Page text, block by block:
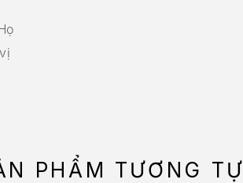
PHẨM TƯƠNG TỰ